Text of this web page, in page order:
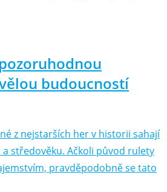
budoucností
z nejstarších her v historii sahají
středověku. Ačkoli původ rulety
pravděpodobně se tato